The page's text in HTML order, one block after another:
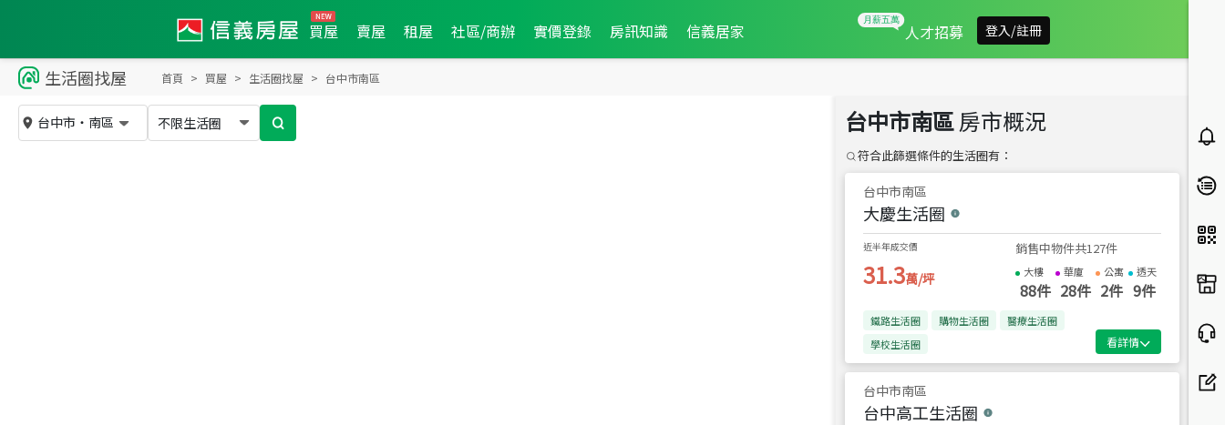
買屋 賣屋 租屋 社區/商辦 實價登錄 房訊知識 信義居家 人才招募 登入/註冊
生活圈找屋 首頁 買屋 生活圈找屋 台中市南區
十三期重
劃區
忠孝生活
圈
台中市 ・ 南區 不限生活圈 台中市南區房市概況
符合此篩選條件的生活圈有：
台中市南區
大慶生活圈
近半年成交價
31.3萬/坪
銷售中物件共127件
大樓
88件
華廈
28件
公寓
2件
透天
9件
鐵路生活圈 購物生活圈
醫療生活圈
學校生活圈
看詳情
台中市南區
台中高工生活圈
此
最
近